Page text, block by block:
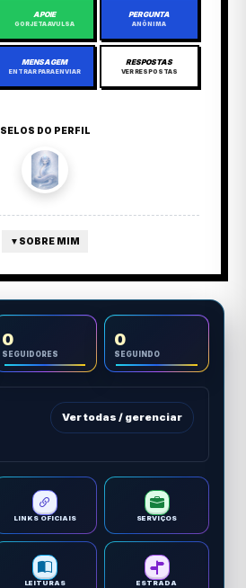
APOIE
GORJETA AVULSA
PERGUNTA
ANÔNIMA
MENSAGEM
ENTRAR PARA ENVIAR
RESPOSTAS
VER RESPOSTAS
SELOS DO PERFIL
▼ SOBRE MIM
0
SEGUIDORES
0
SEGUINDO
Ver todas / gerenciar
LINKS OFICIAIS SERVIÇOS
LEITURAS ESTRADA